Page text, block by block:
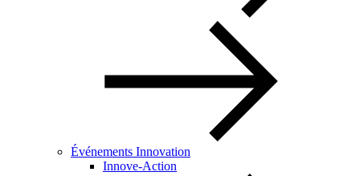
Événements Innovation
Innove-Action